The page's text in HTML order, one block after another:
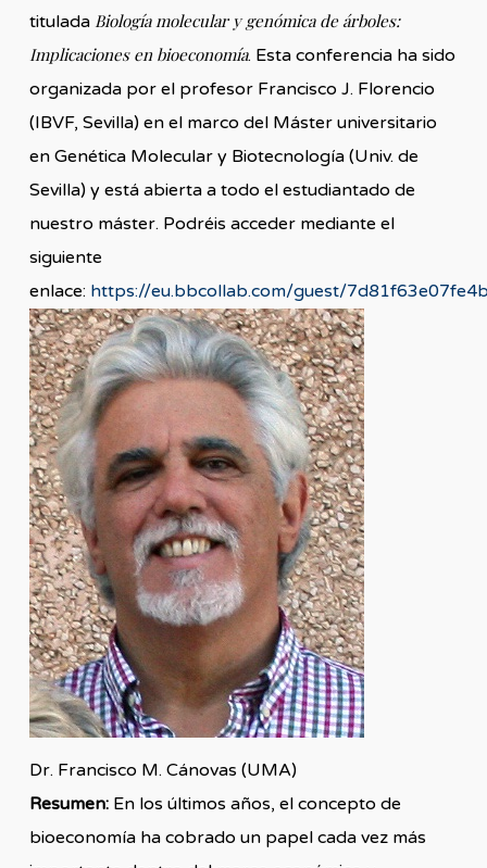
titulada Biología molecular y genómica de árboles:
Implicaciones en bioeconomía. Esta conferencia ha sido
organizada por el profesor Francisco J. Florencio
(IBVF, Sevilla) en el marco del Máster universitario
en Genética Molecular y Biotecnología (Univ. de
Sevilla) y está abierta a todo el estudiantado de
nuestro máster. Podréis acceder mediante el
siguiente
enlace: https://eu.bbcollab.com/guest/
Dr. Francisco M. Cánovas (UMA)
Resumen:En los últimos años, el concepto de
bioeconomía ha cobrado un papel cada vez más